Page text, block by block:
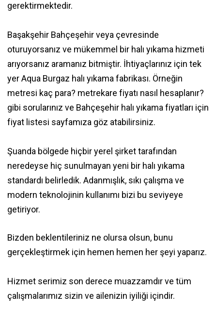
gerektirmektedir.
Başakşehir Bahçeşehir veya çevresinde
oturuyorsanız ve mükemmel bir halı yıkama hizmeti
arıyorsanız aramanız bitmiştir. İhtiyaçlarınız için tek
yer Aqua Burgaz halı yıkama fabrikası. Örneğin
metresi kaç para? metrekare fiyatı nasıl hesaplanır?
gibi sorularınız ve Bahçeşehir halı yıkama fiyatları için
fiyat listesi sayfamıza göz atabilirsiniz.
Şuanda bölgede hiçbir yerel şirket tarafından
neredeyse hiç sunulmayan yeni bir halı yıkama
standardı belirledik. Adanmışlık, sıkı çalışma ve
modern teknolojinin kullanımı bizi bu seviyeye
getiriyor.
Bizden beklentileriniz ne olursa olsun, bunu
gerçekleştirmek için hemen hemen her şeyi yaparız.
Hizmet serimiz son derece muazzamdır ve tüm
çalışmalarımız sizin ve ailenizin iyiliği içindir.